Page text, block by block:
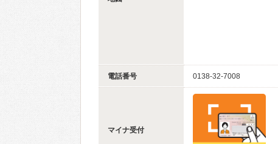
電話番号 0138-32-7008
マイナ受付